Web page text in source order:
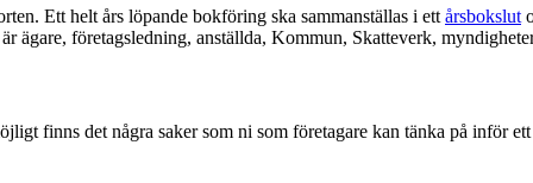
Ett helt års löpande bokföring ska sammanställas i ett årsbokslut
ägare, företagsledning, anställda, Kommun, Skatteverk,
finns det några saker som ni som företagare kan tänka på inför